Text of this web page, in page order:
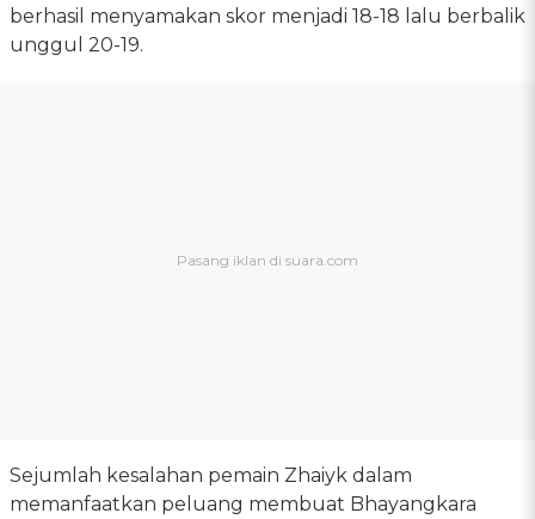
berhasil menyamakan skor menjadi 18-18 lalu berbalik
unggul 20-19.
Sejumlah kesalahan pemain Zhaiyk dalam
memanfaatkan peluang membuat Bhayangkara